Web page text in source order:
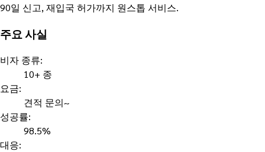
90일 신고, 재입국 허가까지 원스톱 서비스.
주요 사실
비자 종류:
10+ 종
요금:
견적 문의~
성공률:
98.5%
대응: